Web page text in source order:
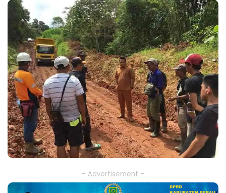
– Advertisement –